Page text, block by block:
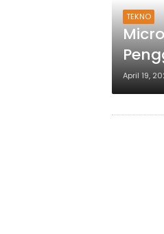
TEKNO
April 19,